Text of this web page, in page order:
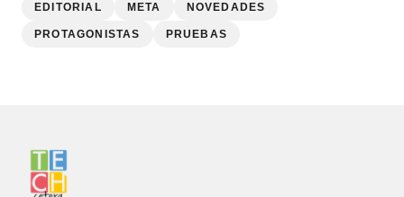
EDITORIAL META NOVEDADES
PROTAGONISTAS PRUEBAS